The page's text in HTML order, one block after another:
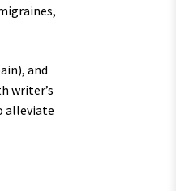
and
writer’s
alleviate